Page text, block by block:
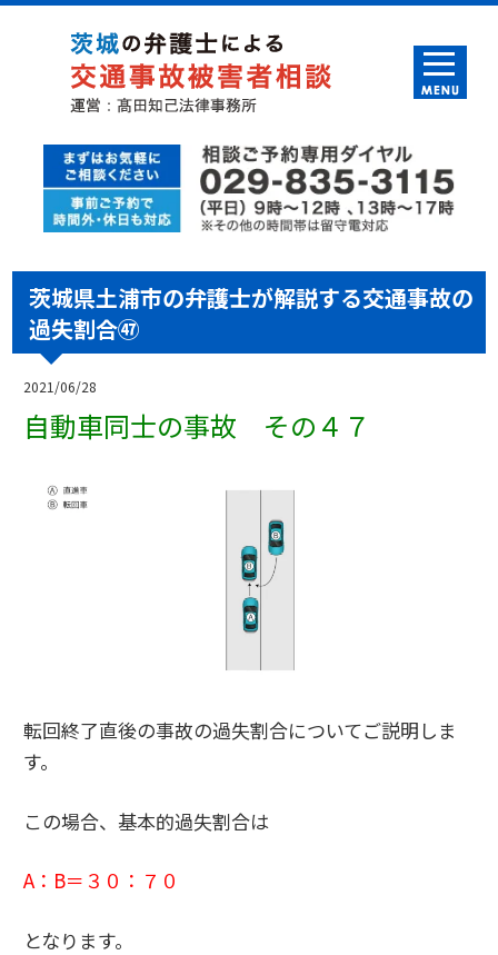
茨城県土浦市の弁護士が解説する交通事故の
過失割合㊼
2021/06/28
自動車同士の事故 その４７
転回終了直後の事故の過失割合についてご説明しま
す。
この場合、基本的過失割合は
A：B＝３０：７０
となります。